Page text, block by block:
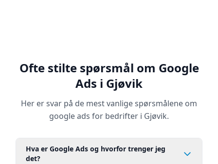
Ofte stilte spørsmål om Google
Ads i Gjøvik
Her er svar på de mest vanlige spørsmålene om
google ads for bedrifter i Gjøvik.
Hva er Google Ads og hvorfor trenger jeg
det?